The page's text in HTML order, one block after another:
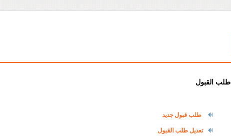
طلب القبول
طلب قبول جديد
تعديل طلب القبول